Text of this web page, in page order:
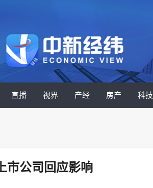
直播 视界 产经 房产 科技
市公司回应影响